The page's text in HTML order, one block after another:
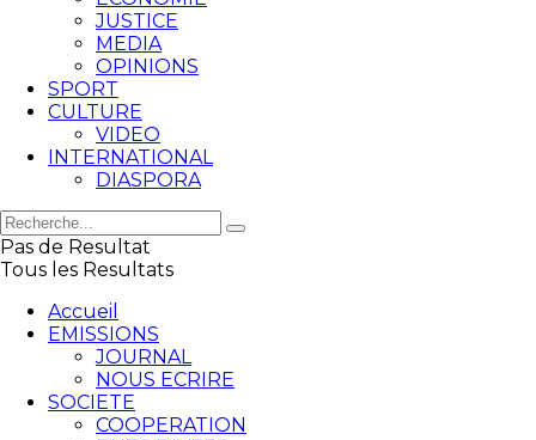
JUSTICE
MEDIA
OPINIONS
SPORT
CULTURE
VIDEO
INTERNATIONAL
DIASPORA
Pas de Resultat
Tous les Resultats
Accueil
EMISSIONS
JOURNAL
NOUS ECRIRE
SOCIETE
COOPERATION